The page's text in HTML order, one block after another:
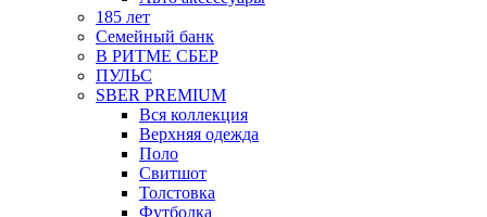
185 лет
Семейный банк
В РИТМЕ СБЕР
ПУЛЬС
SBER PREMIUM
Вся коллекция
Верхняя одежда
Поло
Свитшот
Толстовка
Футболка